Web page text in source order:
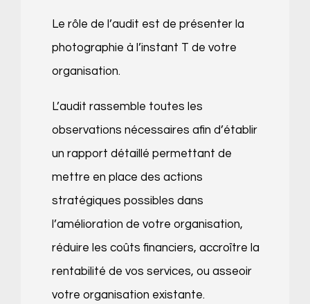
Le rôle de l’audit est de présenter la
photographie à l’instant T de votre
organisation.
L’audit rassemble toutes les
observations nécessaires afin d’établir
un rapport détaillé permettant de
mettre en place des actions
stratégiques possibles dans
l’amélioration de votre organisation,
réduire les coûts financiers, accroître la
rentabilité de vos services, ou asseoir
votre organisation existante.